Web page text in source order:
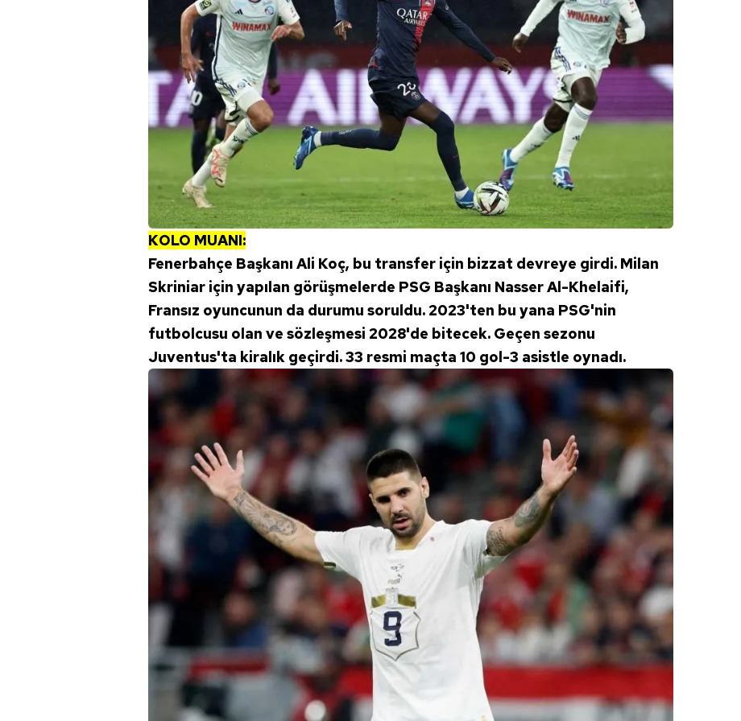
mevzuata uygun olarak kullanılan çerezlerle ilgili bilgi almak için lütfentıklayınız.
KOLO MUANI:
Fenerbahçe Başkanı Ali Koç, bu transfer için bizzat devreye girdi. Milan
Skriniar için yapılan görüşmelerde PSG Başkanı Nasser Al-Khelaifi,
Fransız oyuncunun da durumu soruldu. 2023'ten bu yana PSG'nin
futbolcusu olan ve sözleşmesi 2028'de bitecek. Geçen sezonu
Juventus'ta kiralık geçirdi. 33 resmi maçta 10 gol-3 asistle oynadı.